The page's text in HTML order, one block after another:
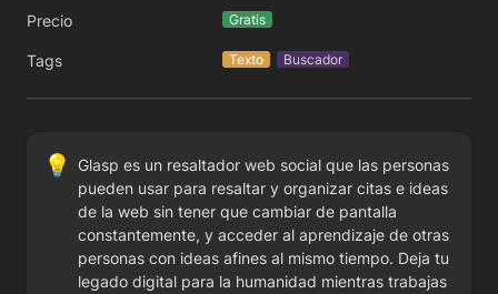
Precio Gratis
Tags Texto Buscador
💡
Glasp es un resaltador web social que las personas
pueden usar para resaltar y organizar citas e ideas
de la web sin tener que cambiar de pantalla
constantemente, y acceder al aprendizaje de otras
personas con ideas afines al mismo tiempo. Deja tu
legado digital para la humanidad mientras trabajas